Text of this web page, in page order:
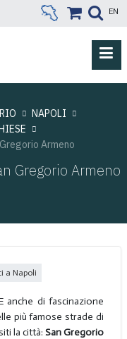
EN
NAPOLI
Armeno
Gregorio Armeno
a Napoli
anche di fascinazione
più famose strade di
la città: San Gregorio